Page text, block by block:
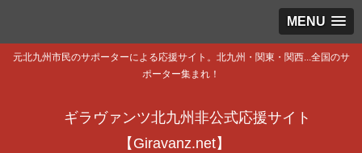
MENU
元北九州市民のサポーターによる応援サイト。北九州・関東・関西...全国のサ
ポーター集まれ！
ギラヴァンツ北九州非公式応援サイト
【Giravanz.net】